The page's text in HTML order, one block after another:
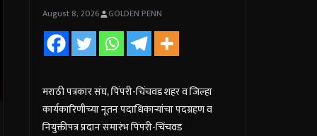
August 8, 2026 GOLDEN PENN
मराठी पत्रकार संघ, पिंपरी-चिंचवड शहर व जिल्हा
कार्यकारिणीच्या नूतन पदाधिकाऱ्यांचा पदग्रहण व
नियुक्तीपत्र प्रदान समारंभ पिंपरी-चिंचवड